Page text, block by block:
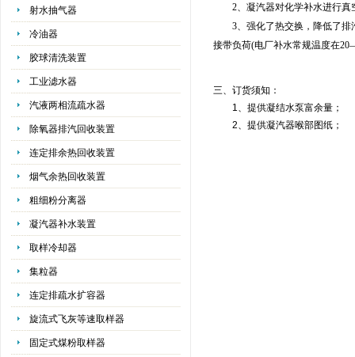
射水抽气器
冷油器
胶球清洗装置
工业滤水器
汽液两相流疏水器
除氧器排汽回收装置
连定排余热回收装置
烟气余热回收装置
粗细粉分离器
凝汽器补水装置
取样冷却器
集粒器
连定排疏水扩容器
旋流式飞灰等速取样器
固定式煤粉取样器
2、凝汽器对化学补水进行真
3、强化了热交换，降低了排
接带负荷(电厂补水常规温度在
三、订货须知：
1、提供凝结水泵富余量；
2、提供凝汽器喉部图纸；